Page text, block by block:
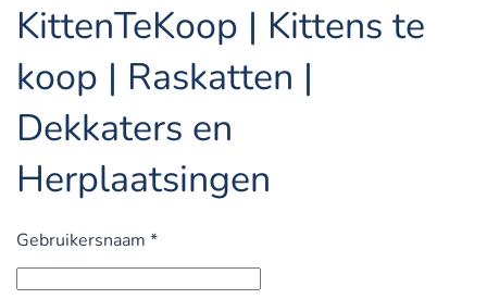
KittenTeKoop | Kittens te
koop | Raskatten |
Dekkaters en
Herplaatsingen
Gebruikersnaam *